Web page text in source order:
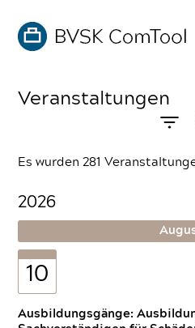
Veranstaltungen
Es wurden 281
2026
10
Ausbildungsgänge: